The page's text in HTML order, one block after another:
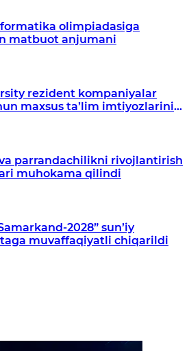
olimpiadasiga
matbuot anjumani
rezident kompaniyalar
maxsus ta’lim imtiyozlarini
parrandachilikni rivojlantirish
muhokama qilindi
2028” sun’iy
muvaffaqiyatli chiqarildi